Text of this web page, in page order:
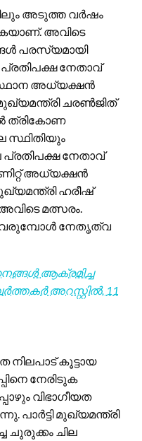
അടുത്ത വർഷം
അവിടെ
പരസ്യമായി
നേതാവ്
അധ്യക്ഷൻ
മുഖ്യമന്ത്രി ചരൺജിത്
ത്രികോണ
സ്ഥിതിയും
നേതാവ്
അധ്യക്ഷൻ
ഹരീഷ്
മത്സരം.
വരുമ്പോൾ നേതൃത്വ
ആക്രമിച്ച
അറസ്റ്റിൽ, 11
കൂട്ടായ
നേരിടുക
വിഭാഗീയത
പാർട്ടി മുഖ്യമന്ത്രി
ചുരുക്കം ചില